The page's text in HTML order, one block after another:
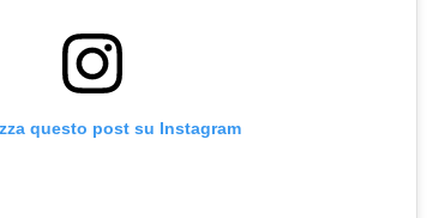
questo post su Instagram